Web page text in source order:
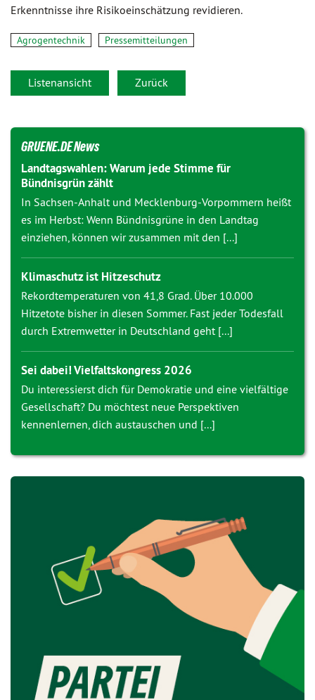
Erkenntnisse ihre Risikoeinschätzung revidieren.
Agrogentechnik Pressemitteilungen
Listenansicht Zurück
GRUENE.DE News
Landtagswahlen: Warum jede Stimme für
Bündnisgrün zählt
In Sachsen-Anhalt und Mecklenburg-Vorpommern heißt
es im Herbst: Wenn Bündnisgrüne in den Landtag
einziehen, können wir zusammen mit den [...]
Klimaschutz ist Hitzeschutz
Rekordtemperaturen von 41,8 Grad. Über 10.000
Hitzetote bisher in diesen Sommer. Fast jeder Todesfall
durch Extremwetter in Deutschland geht [...]
Sei dabei! Vielfaltskongress 2026
Du interessierst dich für Demokratie und eine vielfältige
Gesellschaft? Du möchtest neue Perspektiven
kennenlernen, dich austauschen und [...]